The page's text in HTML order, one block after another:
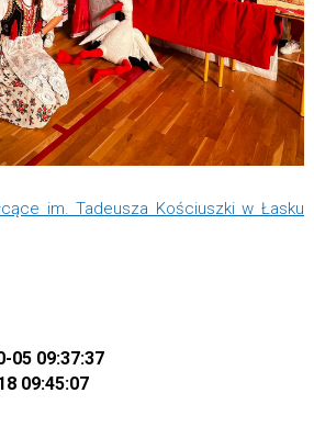
im. Tadeusza Kościuszki w Łasku
05 09:37:37
09:45:07